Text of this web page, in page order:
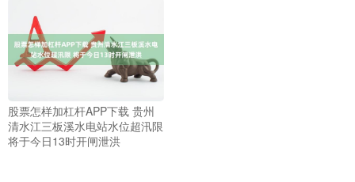
股票怎样加杠杆APP下载 贵州
清水江三板溪水电站水位超汛限
将于今日13时开闸泄洪